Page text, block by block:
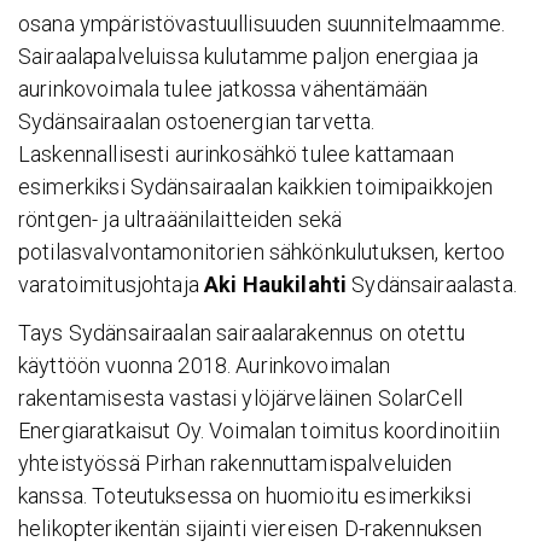
osana ympäristövastuullisuuden suunnitelmaamme.
Sairaalapalveluissa kulutamme paljon energiaa ja
aurinkovoimala tulee jatkossa vähentämään
Sydänsairaalan ostoenergian tarvetta.
Laskennallisesti aurinkosähkö tulee kattamaan
esimerkiksi Sydänsairaalan kaikkien toimipaikkojen
röntgen- ja ultraäänilaitteiden sekä
potilasvalvontamonitorien sähkönkulutuksen, kertoo
varatoimitusjohtaja Aki Haukilahti Sydänsairaalasta.
Tays Sydänsairaalan sairaalarakennus on otettu
käyttöön vuonna 2018. Aurinkovoimalan
rakentamisesta vastasi ylöjärveläinen SolarCell
Energiaratkaisut Oy. Voimalan toimitus koordinoitiin
yhteistyössä Pirhan rakennuttamispalveluiden
kanssa. Toteutuksessa on huomioitu esimerkiksi
helikopterikentän sijainti viereisen D-rakennuksen